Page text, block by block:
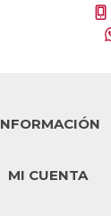
MI CUENTA